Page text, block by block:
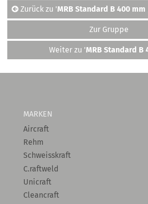
Zurück zu 'MRB Standard B 400
Zur Gruppe
Weiter zu 'MRB Standard B
MARKEN
Aircraft
Rehm
Schweisskraft
C.raftweld
Unicraft
Cleancraft